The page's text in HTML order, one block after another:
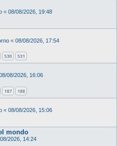
« 08/08/2026, 19:48
« 08/08/2026, 17:54
530 531
08/2026, 16:06
187 188
« 08/08/2026, 15:06
mondo
2026, 14:24